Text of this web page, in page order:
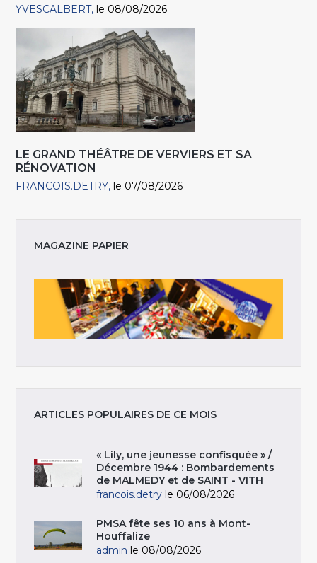
YVESCALBERT le 08/08/2026
LE GRAND THÉÂTRE DE VERVIERS ET SA
RÉNOVATION
FRANCOIS.DETRY le 07/08/2026
MAGAZINE PAPIER
ARTICLES POPULAIRES DE CE MOIS
« Lily, une jeunesse confisquée » /
Décembre 1944 : Bombardements
de MALMEDY et de SAINT - VITH
francois.detry le 06/08/2026
PMSA fête ses 10 ans à Mont-
Houffalize
admin le 08/08/2026